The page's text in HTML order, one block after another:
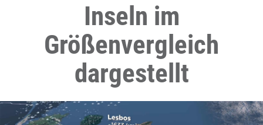
Inseln im
Größenvergleich
dargestellt